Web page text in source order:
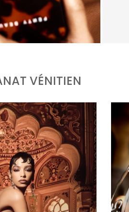
LA TEXTURE COMME
STALK’R SOUFFLÉ...
Iakovou
VÉNITIEN